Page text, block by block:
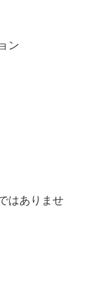
ン
はありませ